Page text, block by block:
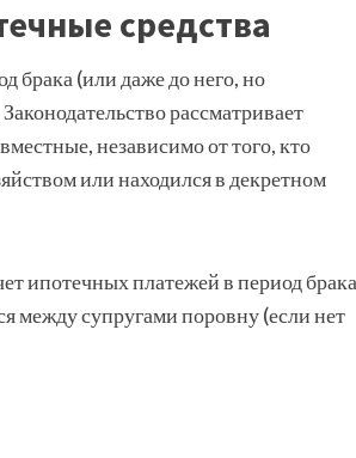
средства
брака (или даже до него, но
рассматривает
независимо от того, кто
или находился в декретном
ипотечных платежей в период
между супругами поровну (если нет